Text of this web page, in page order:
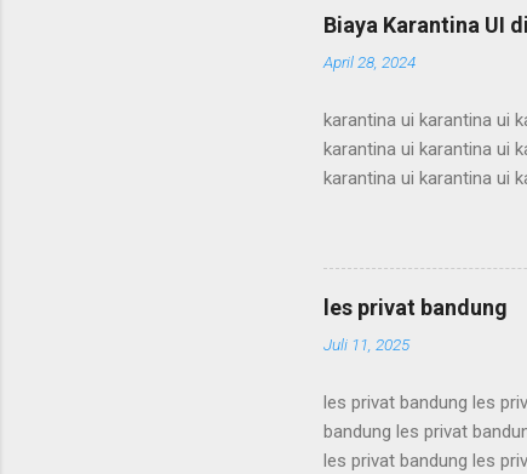
supercamp ui
supercamp ui
supercamp ui
Biaya Karantina UI
April 28, 2024
karantina ui karantina ui
karantina ui karantina ui
karantina ui karantina ui
karantina ui karantina ui
karantina ui karantina ui
karantina ui karantina ui
karantina ui karant...
les privat bandung
Juli 11, 2025
les privat bandung les
bandung les privat
les privat bandung les